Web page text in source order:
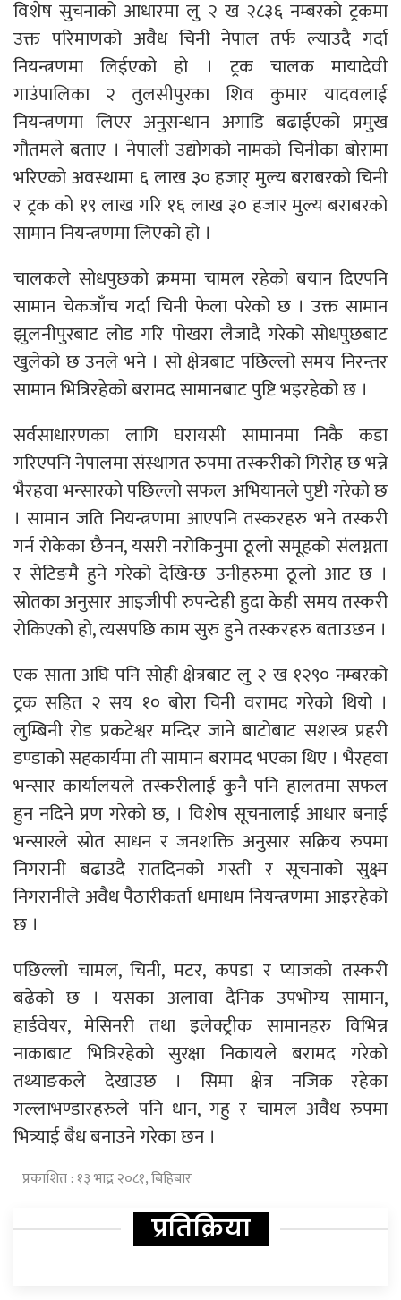
विशेष सुचनाको आधारमा लु २ ख २८३६ नम्बरको ट्रकमा
उक्त परिमाणको अवैध चिनी नेपाल तर्फ ल्याउदै गर्दा
नियन्त्रणमा लिईएको हो । ट्रक चालक मायादेवी
गाउंपालिका २ तुलसीपुरका शिव कुमार यादवलाई
नियन्त्रणमा लिएर अनुसन्धान अगाडि बढाईएको प्रमुख
गौतमले बताए । नेपाली उद्योगको नामको चिनीका बोरामा
भरिएको अवस्थामा ६ लाख ३० हजार् मुल्य बराबरको चिनी
र ट्रक को १९ लाख गरि १६ लाख ३० हजार मुल्य बराबरको
सामान नियन्त्रणमा लिएको हो ।
चालकले सोधपुछको क्रममा चामल रहेको बयान दिएपनि
सामान चेकजाँच गर्दा चिनी फेला परेको छ । उक्त सामान
झुलनीपुरबाट लोड गरि पोखरा लैजादै गरेको सोधपुछबाट
खुलेको छ उनले भने । सो क्षेत्रबाट पछिल्लो समय निरन्तर
सामान भित्रिरहेको बरामद सामानबाट पुष्टि भइरहेको छ ।
सर्वसाधारणका लागि घरायसी सामानमा निकै कडा
गरिएपनि नेपालमा संस्थागत रुपमा तस्करीको गिरोह छ भन्ने
भैरहवा भन्सारको पछिल्लो सफल अभियानले पुष्टी गरेको छ
। सामान जति नियन्त्रणमा आएपनि तस्करहरु भने तस्करी
गर्न रोकेका छैनन, यसरी नरोकिनुमा ठूलो समूहको संलग्नता
र सेटिङमै हुने गरेको देखिन्छ उनीहरुमा ठूलो आट छ ।
स्रोतका अनुसार आइजीपी रुपन्देही हुदा केही समय तस्करी
रोकिएको हो, त्यसपछि काम सुरु हुने तस्करहरु बताउछन ।
एक साता अघि पनि सोही क्षेत्रबाट लु २ ख १२९० नम्बरको
ट्रक सहित २ सय १० बोरा चिनी वरामद गरेको थियो ।
लुम्बिनी रोड प्रकटेश्वर मन्दिर जाने बाटोबाट सशस्त्र प्रहरी
डण्डाको सहकार्यमा ती सामान बरामद भएका थिए । भैरहवा
भन्सार कार्यालयले तस्करीलाई कुनै पनि हालतमा सफल
हुन नदिने प्रण गरेको छ, । विशेष सूचनालाई आधार बनाई
भन्सारले स्रोत साधन र जनशक्ति अनुसार सक्रिय रुपमा
निगरानी बढाउदै रातदिनको गस्ती र सूचनाको सुक्ष्म
निगरानीले अवैध पैठारीकर्ता धमाधम नियन्त्रणमा आइरहेको
छ ।
पछिल्लो चामल, चिनी, मटर, कपडा र प्याजको तस्करी
बढेको छ । यसका अलावा दैनिक उपभोग्य सामान,
हार्डवेयर, मेसिनरी तथा इलेक्ट्रीक सामानहरु विभिन्न
नाकाबाट भित्रिरहेको सुरक्षा निकायले बरामद गरेको
तथ्याङकले देखाउछ । सिमा क्षेत्र नजिक रहेका
गल्लाभण्डारहरुले पनि धान, गहु र चामल अवैध रुपमा
भित्र्याई बैध बनाउने गरेका छन ।
प्रकाशित : १३ भाद्र २०८१, बिहिबार
प्रतिक्रिया